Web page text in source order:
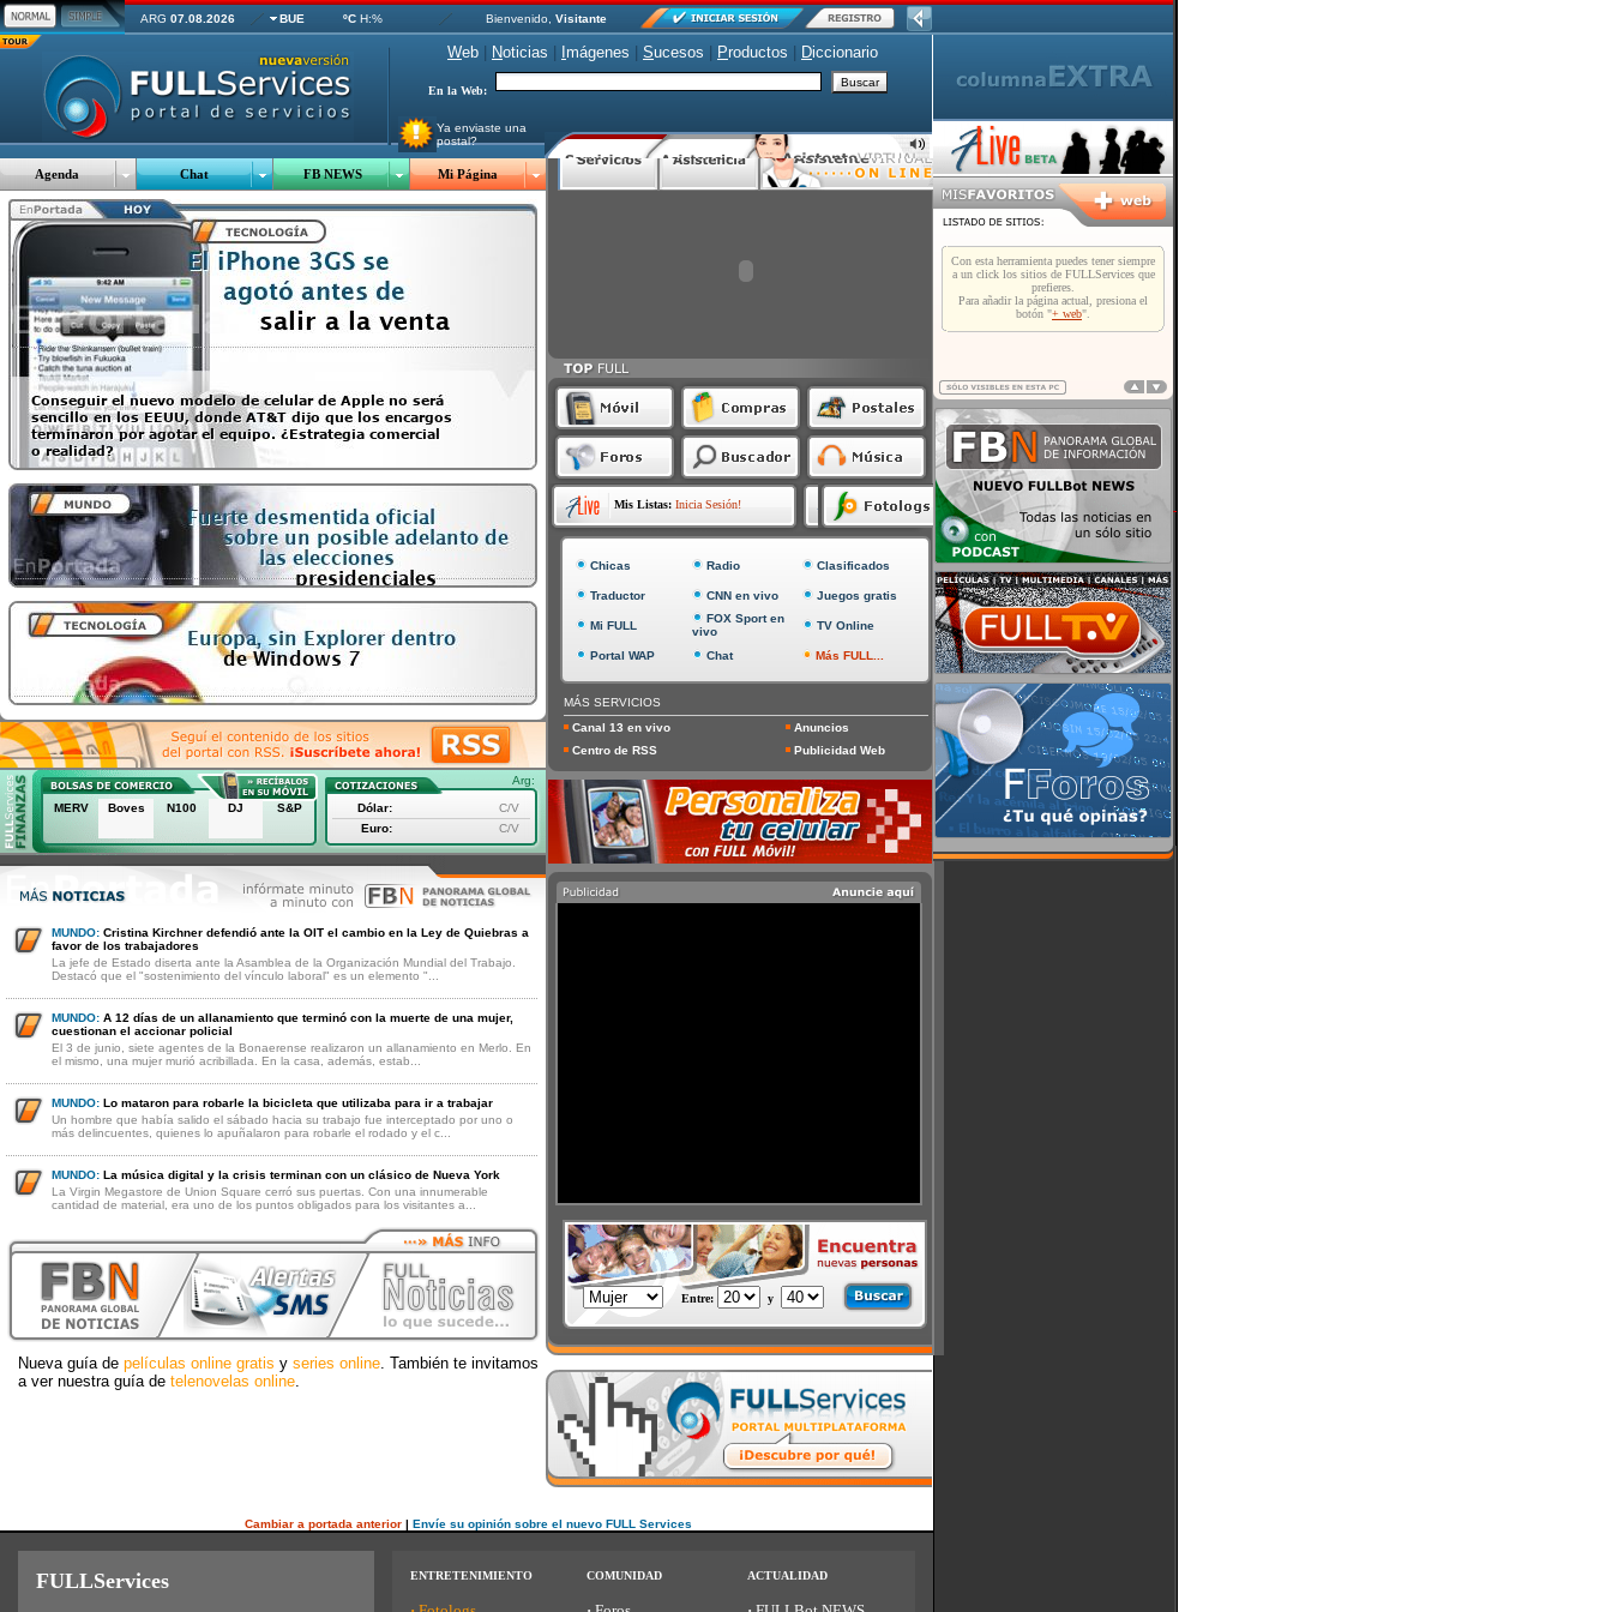
ARG 07.08.2026 BUE ºC H:% Bienvenido, Visitante
Web Noticias mágenes Sucesos Productos Diccionario
En la Web:
Ya enviaste una
postal?
Agenda Chat FB NEWS Mi Página
Arg:
MERV Boves N100 DJ S&P Dólar:
C/V
Euro:
C/V
MUNDO: Cristina Kirchner defendió ante la OIT el cambio en la Ley de Quiebras a
favor de los trabajadores
La jefe de Estado diserta ante la Asamblea de la Organización Mundial del Trabajo.
Destacó que el "sostenimiento del vínculo laboral" es un elemento "...
MUNDO: A 12 días de un allanamiento que terminó con la muerte de una mujer,
cuestionan el accionar policial
El 3 de junio, siete agentes de la Bonaerense realizaron un allanamiento en Merlo. En
el mismo, una mujer murió acribillada. En la casa, además, estab...
MUNDO: Lo mataron para robarle la bicicleta que utilizaba para ir a trabajar
Un hombre que había salido el sábado hacia su trabajo fue interceptado por uno o
más delincuentes, quienes lo apuñalaron para robarle el rodado y el c...
MUNDO: La música digital y la crisis terminan con un clásico de Nueva York
La Virgin Megastore de Union Square cerró sus puertas. Con una innumerable
cantidad de material, era uno de los puntos obligados para los visitantes a...
Nueva guía de películas online gratis y series online. También te invitamos
a ver nuestra guía de telenovelas online.
Mis Listas: Inicia Sesión!
Chicas Radio Clasificados
Traductor CNN en vivo Juegos gratis
Mi FULL
FOX Sport en
vivo
TV Online
Portal WAP Chat Más FULL...
MÁS SERVICIOS
Canal 13 en vivo
Anuncios
Centro de RSS
Publicidad Web
Entre: y
Cambiar a portada anterior| Envíe su opinión sobre el nuevo FULL Services
FULLServices ENTRETENIMIENTO COMUNIDAD ACTUALIDAD